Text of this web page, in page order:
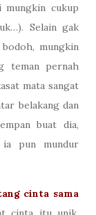
mungkin cukup
Selain gak
mungkin
teman pernah
mata sangat
belakang dan
buat dia,
ia pun mundur
cinta sama